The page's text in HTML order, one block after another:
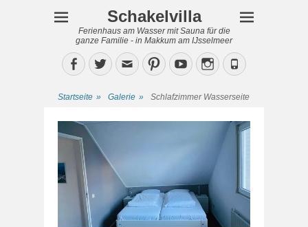
Schakelvilla
Ferienhaus am Wasser mit Sauna für die
ganze Familie - in Makkum am IJsselmeer
Facebook
TwitterEmailPinterestYouTubeInstagram
Phone
Startseite » Galerie » Schlafzimmer Wasserseite